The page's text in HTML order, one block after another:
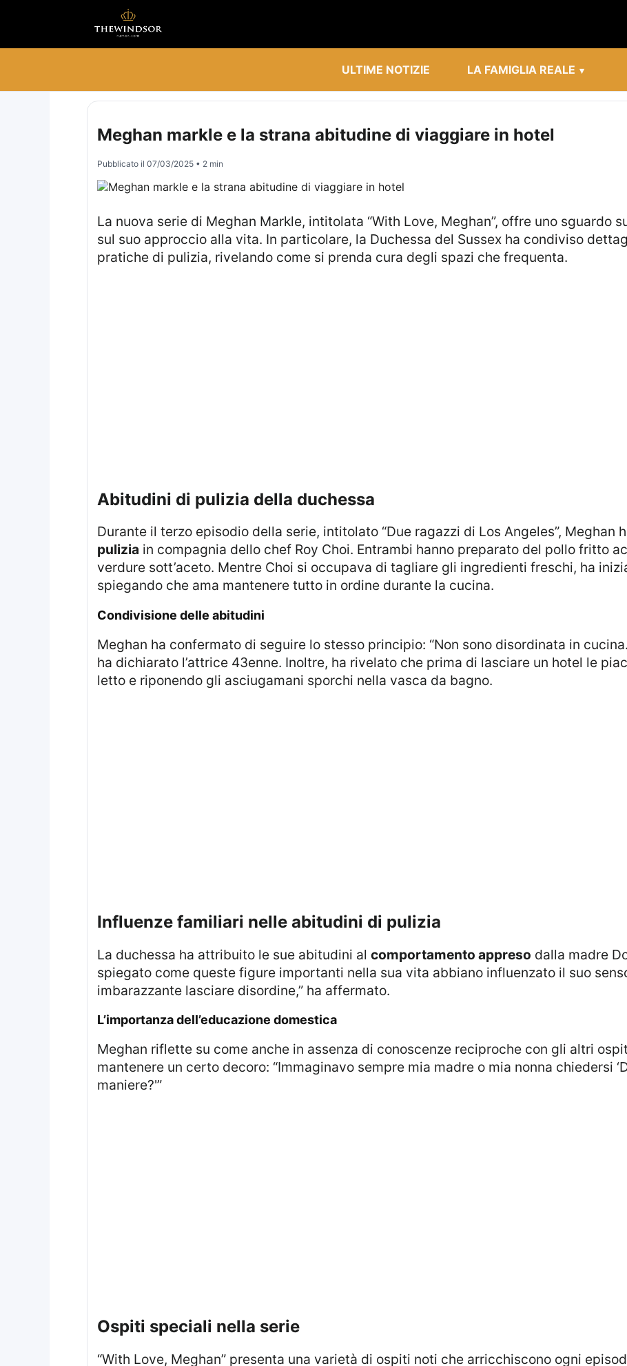
ULTIME NOTIZIE LA FAMIGLIA REALE
Meghan markle e la strana abitudine di viaggiare in hotel
Pubblicato il 07/03/2025• 2 min
La nuova serie di Meghan Markle, intitolata “With Love, Meghan”, offre uno sguardo sulle sue abitudini quotidiane e
sul suo approccio alla vita. In particolare, la Duchessa del Sussex ha condiviso
pratiche di pulizia, rivelando come si prenda cura degli spazi che frequenta.
abitudini di pulizia della duchessa
Durante il terzo episodio della serie, intitolato “Due ragazzi di Los Angeles”, Meghan
pulizia in compagnia dello chef Roy Choi. Entrambi hanno preparato del pollo fritto
verdure sott’aceto. Mentre Choi si occupava di tagliare gli ingredienti freschi, ha
spiegando che ama mantenere tutto in ordine durante la cucina.
condivisione delle abitudini
Meghan ha confermato di seguire lo stesso principio: “Non sono disordinata in cucina. Pulisco sempre mentre cucino,”
ha dichiarato l’attrice 43enne. Inoltre, ha rivelato che prima di lasciare un hotel le
letto e riponendo gli asciugamani sporchi nella vasca da bagno.
influenze familiari nelle abitudini di pulizia
La duchessa ha attribuito le sue abitudini al comportamento appreso dalla madre
spiegato come queste figure importanti nella sua vita abbiano influenzato il suo
imbarazzante lasciare disordine,” ha affermato.
l’importanza dell’educazione domestica
Meghan riflette su come anche in assenza di conoscenze reciproche con gli altri ospiti degli hotel, sia fondamentale
mantenere un certo decoro: “Immaginavo sempre mia madre o mia nonna chiedersi
maniere?'”
ospiti speciali nella serie
“With Love, Meghan” presenta una varietà di ospiti noti che arricchiscono ogni episodio con le loro storie e